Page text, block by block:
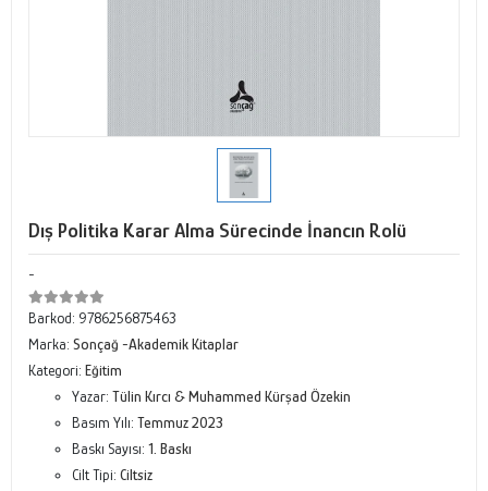
Dış Politika Karar Alma Sürecinde İnancın Rolü
-
Barkod: 9786256875463
Marka: Sonçağ -Akademik Kitaplar
Kategori: Eğitim
Yazar: Tülin Kırcı & Muhammed Kürşad Özekin
Basım Yılı: Temmuz 2023
Baskı Sayısı: 1. Baskı
Cilt Tipi: Ciltsiz